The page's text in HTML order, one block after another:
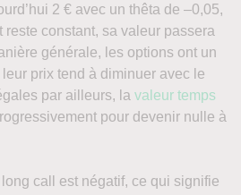
2 € avec un thêta de –0,05,
constant, sa valeur passera
générale, les options ont un
prix tend à diminuer avec le
par ailleurs, la valeur temps
pour devenir nulle à
long call est négatif, ce qui signifie